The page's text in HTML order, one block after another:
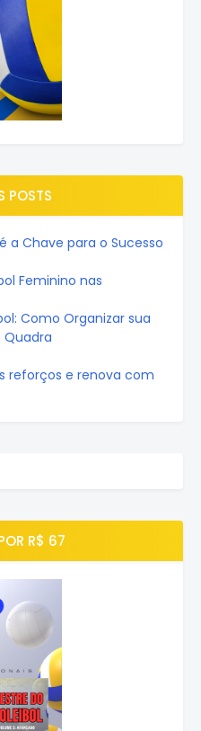
POSTS
a Chave para o Sucesso
Feminino nas
Como Organizar sua
Quadra
reforços e renova com
R$ 67